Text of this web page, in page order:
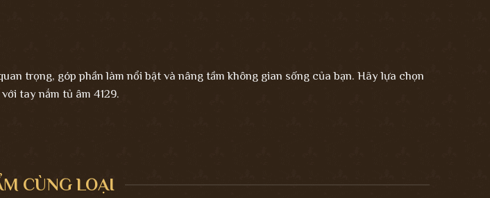
trọng, góp phần làm nổi bật và nâng tầm không gian sống của bạn. Hãy lựa chọn
tay nắm tủ âm 4129.
CÙNG LOẠI